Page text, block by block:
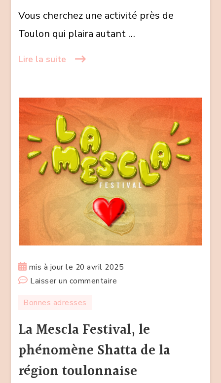
Toulon
Vous cherchez une activité près de
Toulon qui plaira autant …
Lire la suite
mis à jour le 20 avril 2025
Laisser un commentaire
Festival,
le
phénomène
de
Bonnes adresses
La Mescla Festival, le
phénomène Shatta de la
région toulonnaise